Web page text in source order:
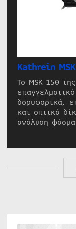
Kathrein
Το MSK 150
δορυφορικά,
και οπτικά
ανάλυση